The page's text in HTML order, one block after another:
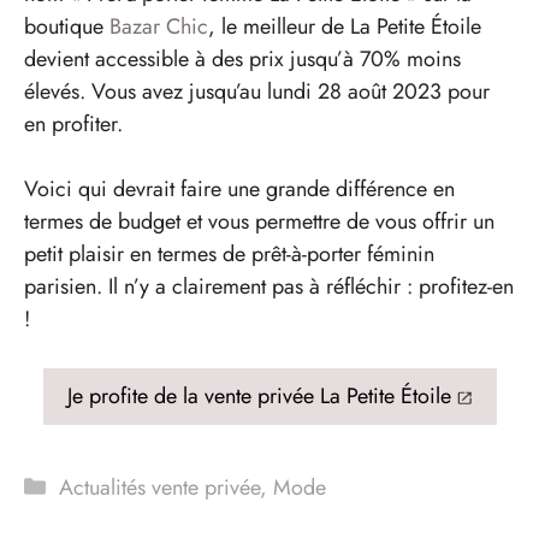
boutique Bazar Chic, le meilleur de La Petite Étoile
devient accessible à des prix jusqu’à 70% moins
élevés. Vous avez jusqu’au lundi 28 août 2023 pour
en profiter.
Voici qui devrait faire une grande différence en
termes de budget et vous permettre de vous offrir un
petit plaisir en termes de prêt-à-porter féminin
parisien. Il n’y a clairement pas à réfléchir : profitez-en
!
Je profite de la vente privée La Petite Étoile
Catégories
Actualités vente privée, Mode